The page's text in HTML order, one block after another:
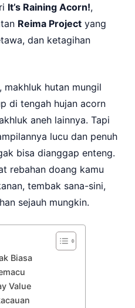
It’s Raining Acorn!,
Reima Project yang
dan ketagihan
, makhluk hutan mungil
di tengah hujan acorn
aneh lainnya. Tapi
lucu dan penuh
bisa dianggap enteng.
rebahan doang kamu
tembak sana-sini,
sejauh mungkin.
Biasa
Value